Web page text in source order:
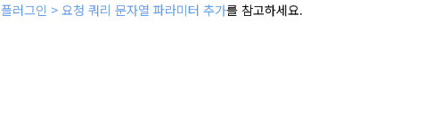
러그인 > 요청 쿼리 문자열 파라미터 추가를 참고하세요.